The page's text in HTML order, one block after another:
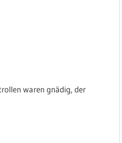
waren gnädig, der